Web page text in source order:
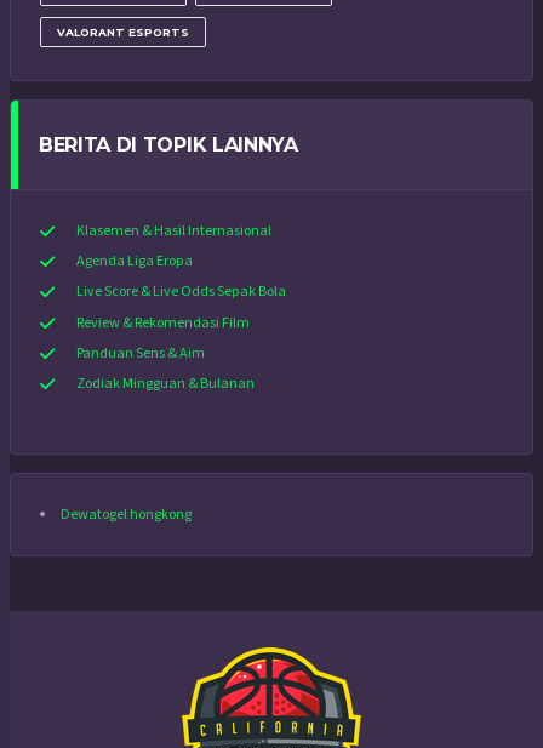
VALORANT ESPORTS
BERITA DI TOPIK LAINNYA
Klasemen & Hasil Internasional
Agenda Liga Eropa
Live Score & Live Odds Sepak Bola
Review & Rekomendasi Film
Panduan Sens & Aim
Zodiak Mingguan & Bulanan
Dewatogel hongkong